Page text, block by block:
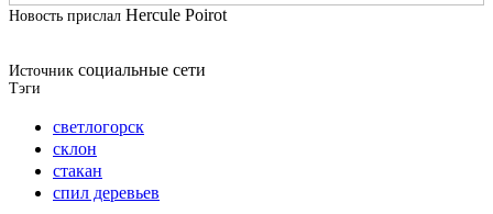
Новость прислал Hercule Poirot
Источник социальные сети
Тэги
светлогорск
склон
стакан
спил деревьев